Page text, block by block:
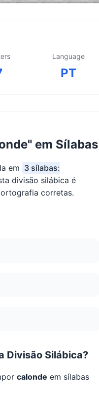
Language
PT
em Sílabas
em 3 sílabas:
divisão silábica é
corretas.
Divisão Silábica?
calonde em sílabas